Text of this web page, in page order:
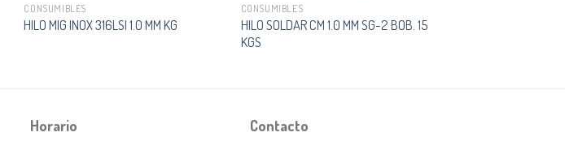
CONSUMIBLES
HILO MIG INOX 316LSI 1.0 MM KG
CONSUMIBLES
HILO SOLDAR CM 1.0 MM SG-2 BOB. 15
KGS
Horario Contacto